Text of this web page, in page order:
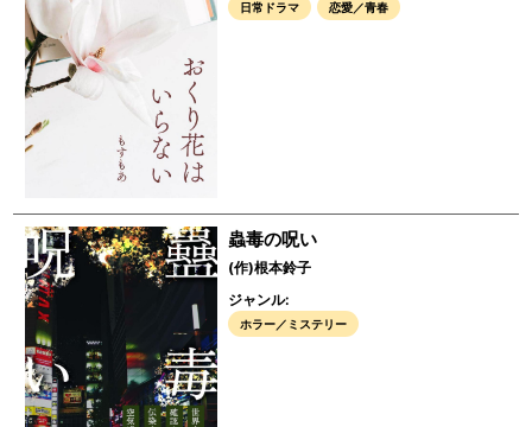
日常ドラマ 恋愛／青春
蟲毒の呪い
(作)根本鈴子
ジャンル:
ホラー／ミステリー